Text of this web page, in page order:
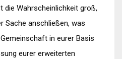
die Wahrscheinlichkeit groß,
Sache anschließen, was
in eurer Basis
eurer erweiterten